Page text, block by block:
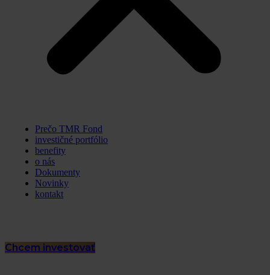
Prečo TMR Fond
investičné portfólio
benefity
o nás
Dokumenty
Novinky
kontakt
Chcem investovať